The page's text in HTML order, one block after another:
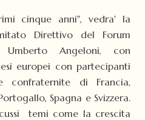
cinque anni", vedra' la
Direttivo del Forum
Angeloni, con
europei con partecipanti
confraternite di Francia,
Spagna e Svizzera.
temi come la crescita